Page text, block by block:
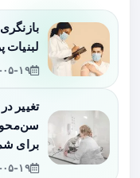
۱۴۰۵-
تغییر
برای
۱۴۰۵-